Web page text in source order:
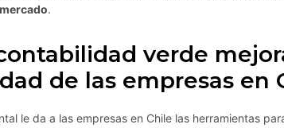
.
verde
de las empresas en
le da a las empresas en Chile las herramientas